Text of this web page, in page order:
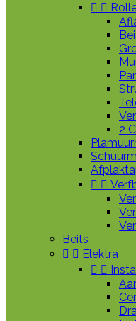
 
2
 
Beits
  Elektra
 